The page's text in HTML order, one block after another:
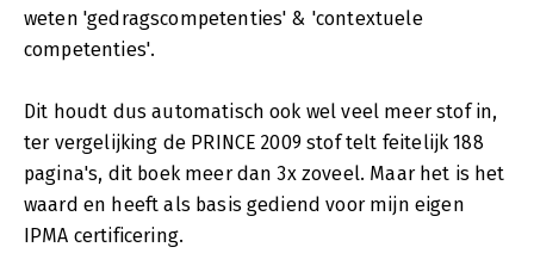
weten 'gedragscompetenties' & 'contextuele
competenties'.
Dit houdt dus automatisch ook wel veel meer stof in,
ter vergelijking de PRINCE 2009 stof telt feitelijk 188
pagina's, dit boek meer dan 3x zoveel. Maar het is het
waard en heeft als basis gediend voor mijn eigen
IPMA certificering.